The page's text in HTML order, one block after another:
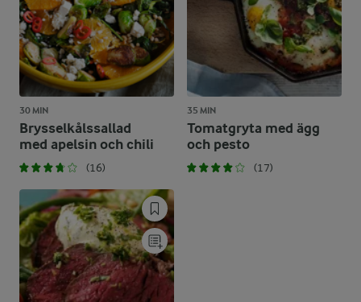
30 MIN
Brysselkålssallad
med apelsin och chili
(16)
35 MIN
Tomatgryta med ägg
och pesto
(17)